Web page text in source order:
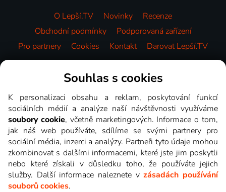
O Lepší.TV Novinky
Recenze
Obchodní podmínky
Podporovaná zařízení
Pro partnery
Cookies Kontakt Darovat Lepší.TV
Videotéka
Souhlas s cookies
K personalizaci obsahu a reklam, poskytování funkcí
sociálních médií a analýze naší návštěvnosti využíváme
soubory cookie, včetně marketingových. Informace o tom,
jak náš web používáte, sdílíme se svými partnery pro
sociální média, inzerci a analýzy. Partneři tyto údaje mohou
zkombinovat s dalšími informacemi, které jste jim poskytli
nebo které získali v důsledku toho, že používáte jejich
služby. Další informace naleznete vzásadách používání
souborů cookies.